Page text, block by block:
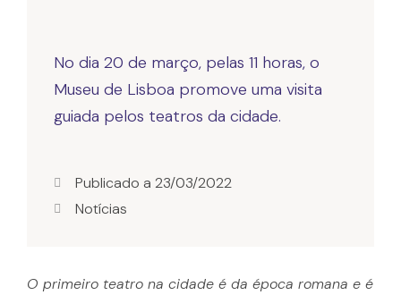
No dia 20 de março, pelas 11 horas, o
Museu de Lisboa promove uma visita
Publicado a 23/03/2022
Notícias
O primeiro teatro na cidade é da época romana e é